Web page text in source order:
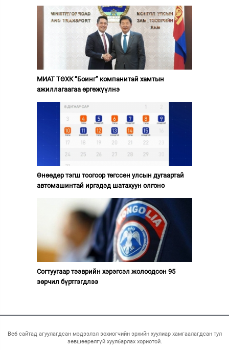
МИАТ ТӨХК “Боинг” компанитай хамтын
ажиллагаагаа өргөжүүлнэ
Өнөөдөр тэгш тоогоор төгссөн улсын дугаартай
автомашинтай иргэдэд шатахуун олгоно
Согтуугаар тээврийн хэрэгсэл жолоодсон 95
зөрчил бүртгэгдлээ
Веб сайтад агуулагдсан мэдээлэл зохиогчийн эрхийн хуулиар хамгаалагдсан тул
зөвшөөрөлгүй хуулбарлах хориотой.